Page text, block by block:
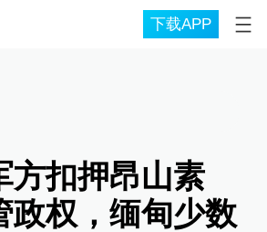
下载APP
方扣押昂山素
政权，缅甸少数